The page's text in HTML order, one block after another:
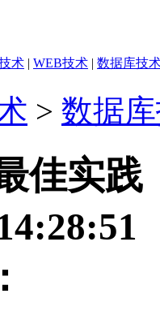
术 | WEB技术 | 数据库技
> 数据
佳实践